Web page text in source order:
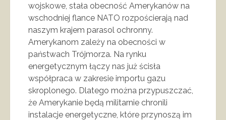
wojskowe, stała obecność Amerykanów na
wschodniej flance NATO rozpościerają nad
naszym krajem parasol ochronny.
Amerykanom zależy na obecności w
państwach Trójmorza. Na rynku
energetycznym łączy nas już ścisła
współpraca w zakresie importu gazu
skroplonego. Dlatego można przypuszczać,
że Amerykanie będą militarnie chronili
instalacje energetyczne, które przynoszą im